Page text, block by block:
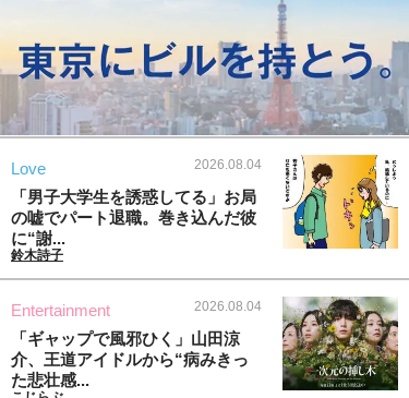
Love 2026.08.04
「男子大学生を誘惑してる」お局
の嘘でパート退職。巻き込んだ彼
に“謝...
鈴木詩子
Entertainment 2026.08.04
「ギャップで風邪ひく」山田涼
介、王道アイドルから“病みきっ
た悲壮感...